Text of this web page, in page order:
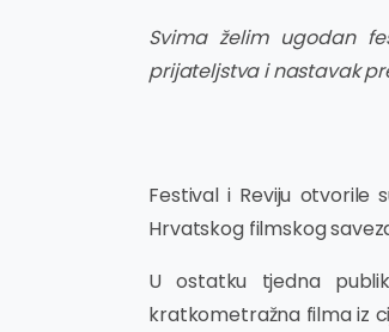
Svima želim ugodan
prijateljstva i nastavak
Festival i Reviju otvorile
Hrvatskog filmskog
U ostatku tjedna
kratkometražna filma iz